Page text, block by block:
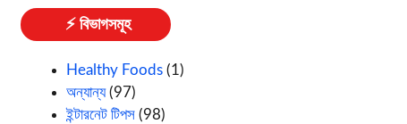
⚡ বিভাগসমূহ
Healthy Foods (1)
অন্যান্য(97)
ইন্টারনেট টিপস (98)